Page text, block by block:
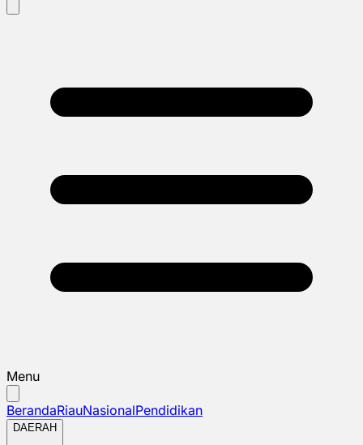
Menu
BerandaRiauNasionalPendidikan
DAERAH